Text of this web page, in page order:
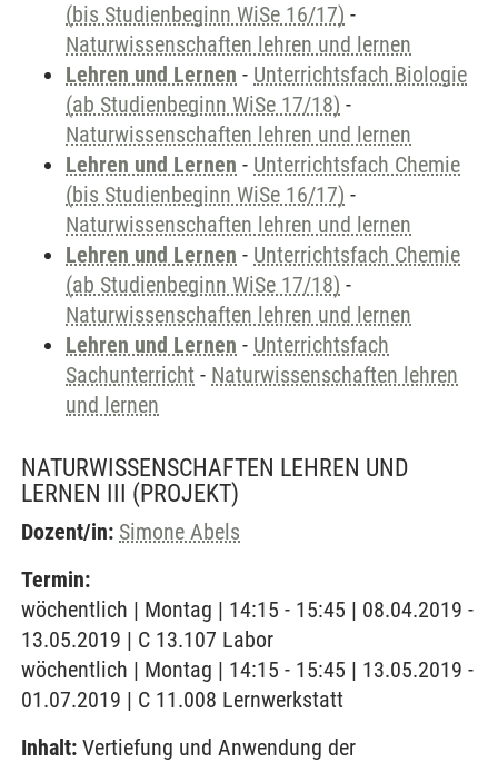
(bis Studienbeginn WiSe 16/17) -
Naturwissenschaften lehren und lernen
Lehren und Lernen - Unterrichtsfach Biologie
(ab Studienbeginn WiSe 17/18) -
Naturwissenschaften lehren und lernen
Lehren und Lernen - Unterrichtsfach Chemie
(bis Studienbeginn WiSe 16/17) -
Naturwissenschaften lehren und lernen
Lehren und Lernen - Unterrichtsfach Chemie
(ab Studienbeginn WiSe 17/18) -
Naturwissenschaften lehren und lernen
Lehren und Lernen - Unterrichtsfach
Sachunterricht - Naturwissenschaften lehren
und lernen
NATURWISSENSCHAFTEN LEHREN UND
LERNEN III (PROJEKT)
Dozent/in: Simone Abels
Termin:
wöchentlich | Montag | 14:15 - 15:45 | 08.04.2019 -
13.05.2019 | C 13.107 Labor
wöchentlich | Montag | 14:15 - 15:45 | 13.05.2019 -
01.07.2019 | C 11.008 Lernwerkstatt
Inhalt: Vertiefung und Anwendung der